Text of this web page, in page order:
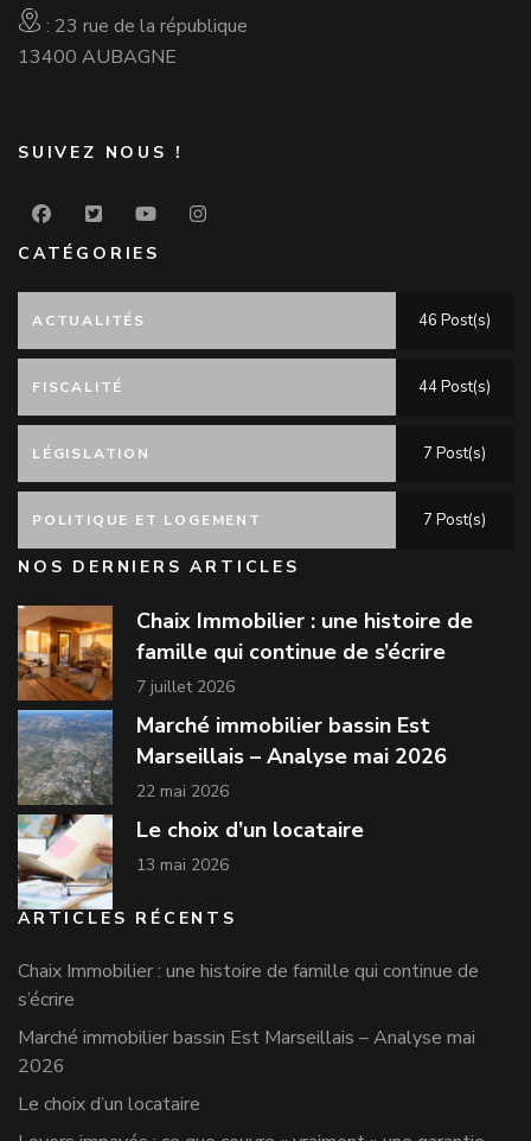
: 23 rue de la république
13400 AUBAGNE
SUIVEZ NOUS !
CATÉGORIES
ACTUALITÉS 46 Post(s)
FISCALITÉ 44 Post(s)
LÉGISLATION 7 Post(s)
POLITIQUE ET LOGEMENT 7 Post(s)
NOS DERNIERS ARTICLES
Chaix Immobilier : une histoire de
famille qui continue de s’écrire
7 juillet 2026
Marché immobilier bassin Est
Marseillais – Analyse mai 2026
22 mai 2026
Le choix d’un locataire
13 mai 2026
ARTICLES RÉCENTS
Chaix Immobilier : une histoire de famille qui continue de
s’écrire
Marché immobilier bassin Est Marseillais – Analyse mai
2026
Le choix d’un locataire